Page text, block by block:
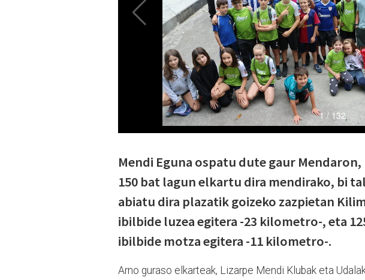
Mendi Eguna ospatu dute gaur
150 bat lagun elkartu dira mendirako, bi
abiatu dira plazatik goizeko zazpietan
ibilbide luzea egitera -23 kilometro-, eta
ibilbide motza egitera -11 kilometro-.
Arno guraso elkarteak, Lizarpe Mendi Klubak eta